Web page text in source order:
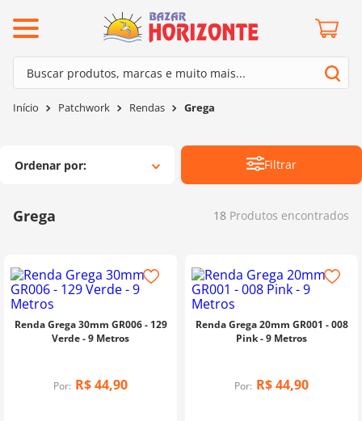
Buscar produtos, marcas e muito mais...
Patchwork Rendas Grega
Ordenar por Filtrar
Grega 18 Produtos
Renda Grega 30mm GR006 - 129
Verde - 9 Metros
Por: R$44,90
Renda Grega 20mm GR001 - 008
Pink - 9 Metros
Por: R$44,90
Termos mais buscados
7º euroroma
8º lã cisne
dmc
mais buscados
barroco
mollet
agulha crochê
fio amigurumi
lã cisne
charme